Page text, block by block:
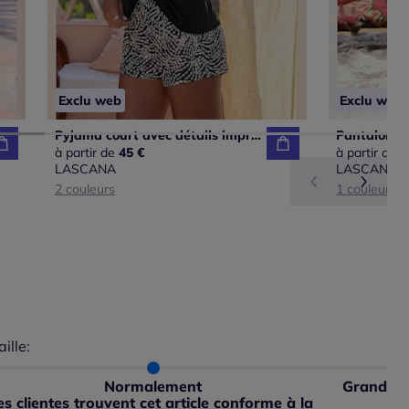
Exclu web
Pyjama court avec détails imprimés
à partir de 45 €
LASCANA
2 couleurs
Exclu web
à partir de
LASCANA
1 couleur
Normalement Grand
taillant selon les avis clients
: 0%
clientes trouvent cet article conforme à la